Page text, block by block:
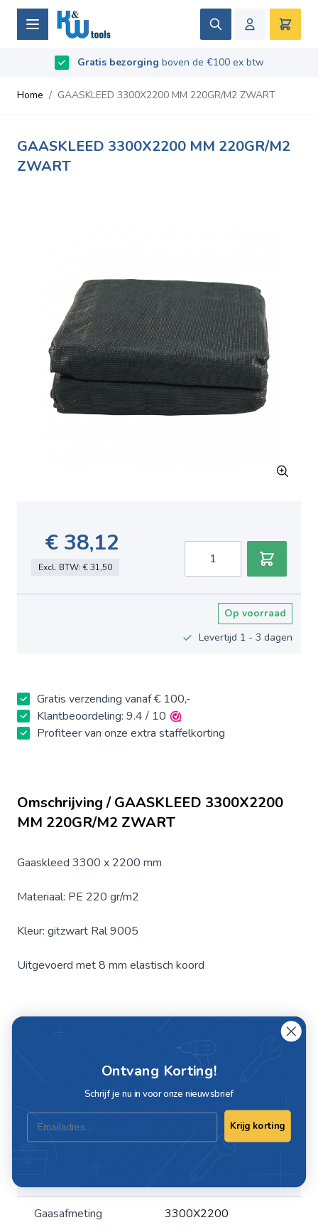
Ga naar de inhoud
Zoek
B2B / Grotere aantallen bestellen?
vraag naar de
voorwaarden
Beoordeeld met9.5/10- Gebaseerd op 669 recensies
Home / GAASKLEED 3300X2200 MM 220GR/M2 ZWART
GAASKLEED 3300X2200 MM 220GR/M2
ZWART
€ 38,12
Excl. BTW: € 31,50
Op voorraad
Levertijd 1 - 3 dagen
Gratis verzending vanaf € 100,-
Klantbeoordeling: 9.4 / 10
Profiteer van onze extra staffelkorting
Omschrijving / GAASKLEED 3300X2200
MM 220GR/M2 ZWART
Gaaskleed 3300 x 2200 mm
Materiaal: PE 220 gr/m2
Kleur: gitzwart Ral 9005
Uitgevoerd met 8 mm elastisch koord
Artikelnummer 876002330220
Merk Novio
8717219818235
Gaasafmeting 3300X2200
Ontvang Korting!
Schrijf je nu in voor onze nieuwsbrief
Email
Krijg korting